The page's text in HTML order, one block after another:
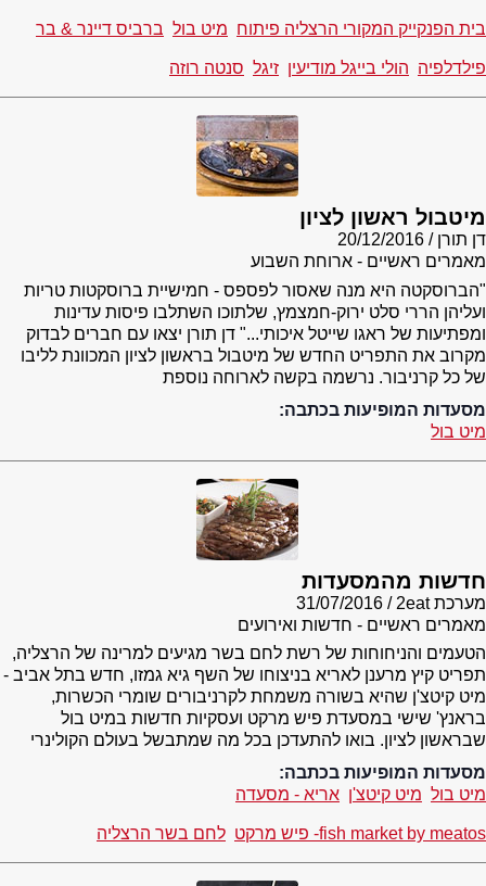
בית הפנקייק המקורי הרצליה פיתוח מיט בול ברביס דיינר & בר
פילדלפיה הולי בייגל מודיעין זיגל סנטה רוזה
מיטבול ראשון לציון
דן תורן
20/12/2016
מאמרים ראשיים - ארוחת השבוע
"הברוסקטה היא מנה שאסור לפספס - חמישיית ברוסקטות טריות
ועליהן הררי סלט ירוק-חמצמץ, שלתוכו השתלבו פיסות עדינות
ומפתיעות של ראגו שייטל איכותי..." דן תורן יצאו עם חברים לבדוק
מקרוב את התפריט החדש של מיטבול בראשון לציון המכוונת לליבו
של כל קרניבור. נרשמה בקשה לארוחה נוספת
מסעדות המופיעות בכתבה:
מיט בול
חדשות מהמסעדות
מערכת 2eat
31/07/2016
מאמרים ראשיים - חדשות ואירועים
הטעמים והניחוחות של רשת לחם בשר מגיעים למרינה של הרצליה,
תפריט קיץ מרענן לאריא בניצוחו של השף גיא גמזו, חדש בתל אביב -
מיט קיטצ'ן שהיא בשורה משמחת לקרניבורים שומרי הכשרות,
בראנץ' שישי במסעדת פיש מרקט ועסקיות חדשות במיט בול
שבראשון לציון. בואו להתעדכן בכל מה שמתבשל בעולם הקולינרי
מסעדות המופיעות בכתבה:
מיט בול מיט קיטצ'ן אריא - מסעדה
fish market by meatos- פיש מרקט לחם בשר הרצליה